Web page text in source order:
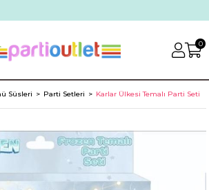
0
Süsleri Parti Setleri Karlar Ülkesi Temalı Parti Seti